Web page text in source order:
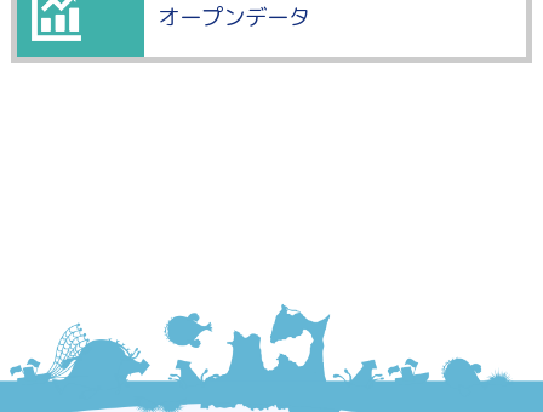
オープンデータ